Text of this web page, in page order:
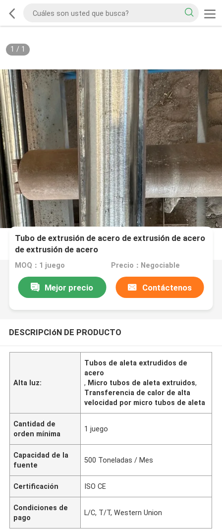
1 / 1
Tubo de extrusión de acero de extrusión de acero
de extrusión de acero
MOQ：1 juego Precio：Negociable
Mejor precio Contáctenos
DESCRIPCIóN DE PRODUCTO
Alta luz:
Tubos de aleta extrudidos de
acero
, Micro tubos de aleta extruidos,
Transferencia de calor de alta
velocidad por micro tubos de aleta
Cantidad de
orden mínima
1 juego
Capacidad de la
fuente
500 Toneladas / Mes
Certificación ISO CE
Condiciones de
pago
L/C, T/T, Western Union